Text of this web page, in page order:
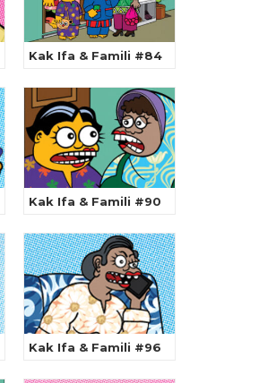
Kak Ifa & Famili #84
Kak Ifa & Famili #90
Kak Ifa & Famili #96